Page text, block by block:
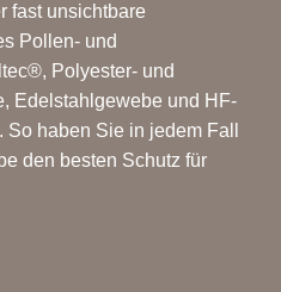
fast unsichtbare
Pollen- und
Polyester- und
Edelstahlgewebe und HF-
haben Sie in jedem Fall
den besten Schutz für